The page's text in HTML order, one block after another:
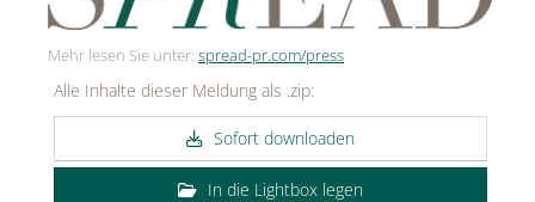
Mehr lesen Sie unter: spread-pr.com/press
Alle Inhalte dieser Meldung als .zip:
Sofort downloaden
In die Lightbox legen